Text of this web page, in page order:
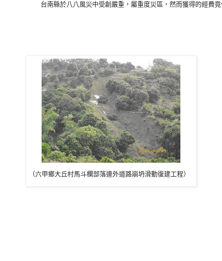
台南縣於八八風災中受創嚴重，屬重度災區，然而獲得的經費
（六甲鄉大丘村馬斗欄部落連外道路崩坍滑動復建工程）